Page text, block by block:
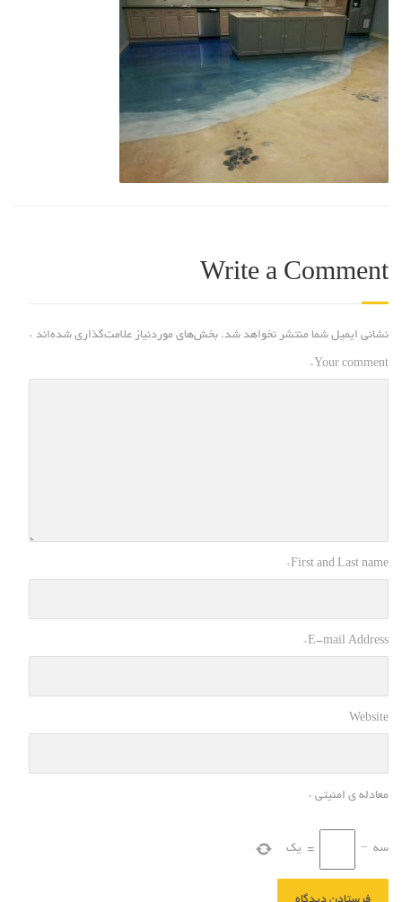
Write a Comment
نشانی ایمیل شما منتشر نخواهد شد. بخش‌های موردنیاز علامت‌گذاری شده‌اند *
Your comment
*
First and Last name
*
E-mail Address
*
Website
معادله ی امنیتی *
سه −
= یک